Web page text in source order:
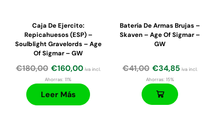
Caja De Ejercito:
Repicahuesos (ESP) –
Soulblight Gravelords – Age
Of Sigmar – GW
€180,00 €160,00 iva incl.
Ahorras: 11%
Leer Más
Batería De Armas Brujas –
Skaven – Age Of Sigmar –
GW
€41,00 €34,85 iva incl.
Ahorras:15%